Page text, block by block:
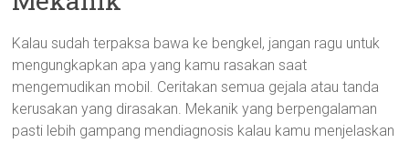
Kalau sudah terpaksa bawa ke bengkel, jangan ragu untuk
mengungkapkan apa yang kamu rasakan saat
mengemudikan mobil. Ceritakan semua gejala atau tanda
kerusakan yang dirasakan. Mekanik yang berpengalaman
pasti lebih gampang mendiagnosis kalau kamu menjelaskan